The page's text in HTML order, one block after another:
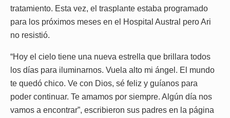
tratamiento. Esta vez, el trasplante estaba programado
para los próximos meses en el Hospital Austral pero Ari
no resistió.
“Hoy el cielo tiene una nueva estrella que brillara todos
los días para iluminarnos. Vuela alto mi ángel. El mundo
te quedó chico. Ve con Dios, sé feliz y guíanos para
poder continuar. Te amamos por siempre. Algún día nos
vamos a encontrar”, escribieron sus padres en la página